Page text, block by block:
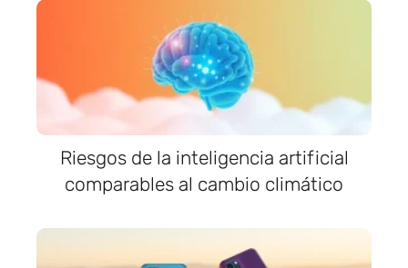
Riesgos de la inteligencia artificial
comparables al cambio climático